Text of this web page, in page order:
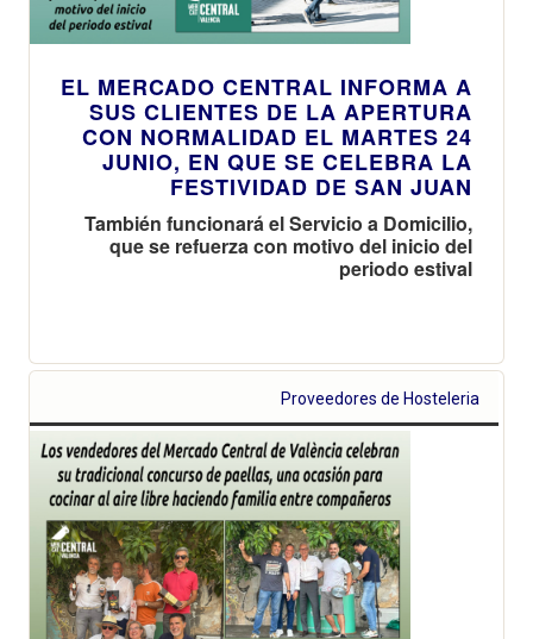
EL MERCADO CENTRAL INFORMA A
SUS CLIENTES DE LA APERTURA
CON NORMALIDAD EL MARTES 24
JUNIO, EN QUE SE CELEBRA LA
FESTIVIDAD DE SAN JUAN
También funcionará el Servicio a Domicilio,
que se refuerza con motivo del inicio del
periodo estival
Proveedores de Hosteleria